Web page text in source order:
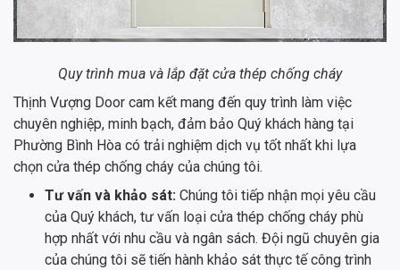
Quy trình mua và lắp đặt cửa thép chống cháy
Thịnh Vượng Door cam kết mang đến quy trình làm việc
chuyên nghiệp, minh bạch, đảm bảo Quý khách hàng tại
Phường Bình Hòa có trải nghiệm dịch vụ tốt nhất khi lựa
chọn cửa thép chống cháy của chúng tôi.
Tư vấn và khảo sát: Chúng tôi tiếp nhận mọi yêu cầu
của Quý khách, tư vấn loại cửa thép chống cháy phù
hợp nhất với nhu cầu và ngân sách. Đội ngũ chuyên gia
của chúng tôi sẽ tiến hành khảo sát thực tế công trình